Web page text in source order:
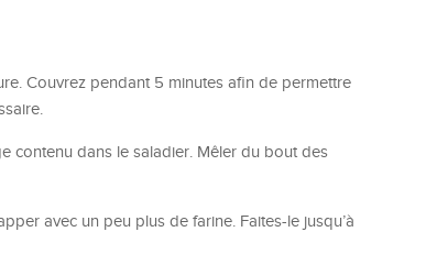
Couvrez pendant 5 minutes afin de permettre
contenu dans le saladier. Mêler du bout des
avec un peu plus de farine. Faites-le jusqu’à